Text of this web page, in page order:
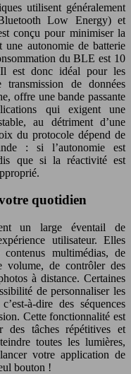
utilisent généralement
Low Energy) et
conçu pour minimiser la
une autonomie de batterie
du BLE est 10
est donc idéal pour les
de données
offre une bande passante
qui exigent une
au détriment d’une
du protocole dépend de
: si l’autonomie est
que si la réactivité est
quotidien
un large éventail de
utilisateur. Elles
multimédias, de
volume, de contrôler des
à distance. Certaines
de personnaliser les
à-dire des séquences
Cette fonctionnalité est
des tâches répétitives et
toutes les lumières,
votre application de
bouton !